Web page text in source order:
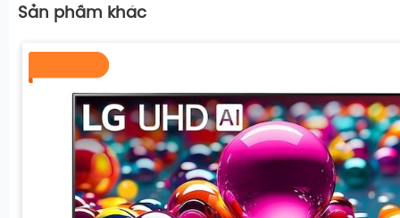
Chế độ game HGiG
4K Expression Enhancer
HDR10 tăng cường chi tiết vùng sáng tối, cải thiện
CÔNG NGHỆ ÂM THANH NỔI BẬT
Điều chỉnh âm thanh tự động AI Acoustic Tuning
Sản phầm khác